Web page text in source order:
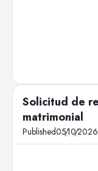
Solicitud de
matrimonial
Published05/10/2026